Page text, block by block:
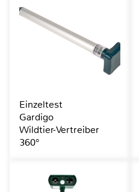
Einzeltest
Gardigo
Wildtier-Vertreiber
360°